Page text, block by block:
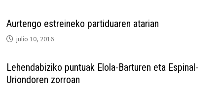
Aurtengo estreineko partiduaren atarian
julio 10, 2016
Lehendabiziko puntuak Elola-Barturen eta Espinal-
Uriondoren zorroan